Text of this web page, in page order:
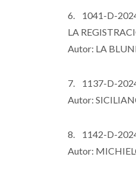
6. 1041-D-2024
LA
Autor: LA
7. 1137-D-
Autor:
8. 1142-D-
Autor: